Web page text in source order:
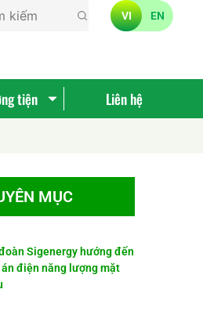
VI EN
tiện Liên hệ
MỤC
Sigenergy hướng đến
điện năng lượng mặt